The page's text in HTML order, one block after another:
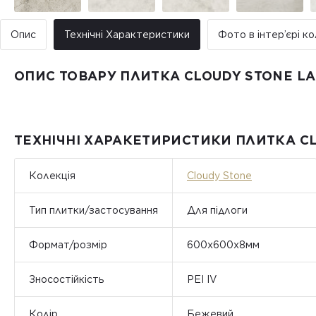
Опис Технічні Характеристики Фото в інтер’єрі
ОПИС ТОВАРУ ПЛИТКА CLOUDY STONE
ТЕХНІЧНІ ХАРАКЕТИРИСТИКИ ПЛИТКА
Колекція Cloudy Stone
Тип плитки/застосування Для підлоги
Формат/розмір 600х600х8мм
Зносостійкість PEI IV